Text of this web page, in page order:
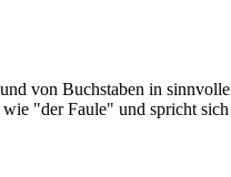
von Buchstaben in
wie "der Faule" und spricht sich